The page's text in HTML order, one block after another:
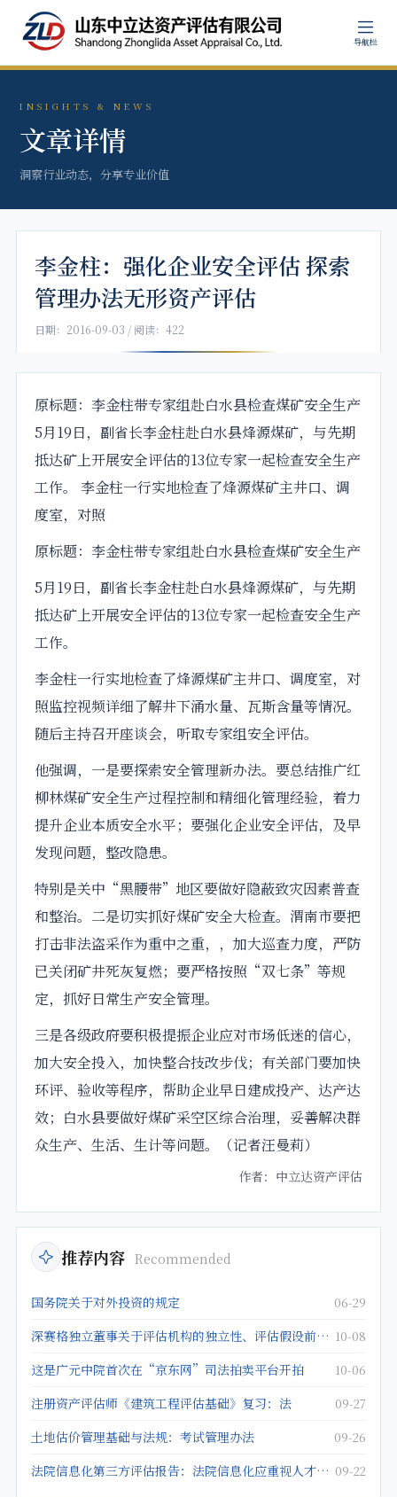
导航栏
INSIGHTS & NEWS
文章详情
洞察行业动态，分享专业价值
李金柱：强化企业安全评估 探索
管理办法无形资产评估
日期：2016-09-03 / 阅读：422
原标题：李金柱带专家组赴白水县检查煤矿安全生产
5月19日，副省长李金柱赴白水县烽源煤矿，与先期
抵达矿上开展安全评估的13位专家一起检查安全生产
工作。 李金柱一行实地检查了烽源煤矿主井口、调
度室，对照
原标题：李金柱带专家组赴白水县检查煤矿安全生产
5月19日，副省长李金柱赴白水县烽源煤矿，与先期
抵达矿上开展安全评估的13位专家一起检查安全生产
工作。
李金柱一行实地检查了烽源煤矿主井口、调度室，对
照监控视频详细了解井下涌水量、瓦斯含量等情况。
随后主持召开座谈会，听取专家组安全评估。
他强调，一是要探索安全管理新办法。要总结推广红
柳林煤矿安全生产过程控制和精细化管理经验，着力
提升企业本质安全水平；要强化企业安全评估，及早
发现问题，整改隐患。
特别是关中“黑腰带”地区要做好隐蔽致灾因素普查
和整治。二是切实抓好煤矿安全大检查。渭南市要把
打击非法盗采作为重中之重，，加大巡查力度，严防
已关闭矿井死灰复燃；要严格按照“双七条”等规
定，抓好日常生产安全管理。
三是各级政府要积极提振企业应对市场低迷的信心，
加大安全投入，加快整合技改步伐；有关部门要加快
环评、验收等程序，帮助企业早日建成投产、达产达
效；白水县要做好煤矿采空区综合治理，妥善解决群
众生产、生活、生计等问题。（记者汪曼莉）
作者：中立达资产评估
推荐内容 Recommended
国务院关于对外投资的规定 06-29
深赛格独立董事关于评估机构的独立性、评估假设前提的合理性、评估方法与评估目的的相关性及评估定价的公允 10-08
这是广元中院首次在“京东网”司法拍卖平台开拍 10-06
注册资产评估师《建筑工程评估基础》复习：法 09-27
土地估价管理基础与法规：考试管理办法 09-26
法院信息化第三方评估报告：法院信息化应重视人才建设 09-22